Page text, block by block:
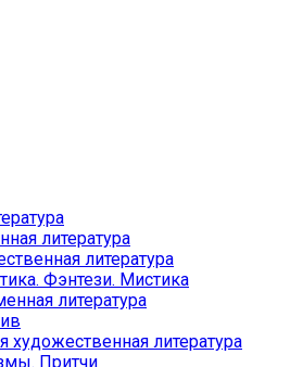
литература
литература
Фэнтези. Мистика
литература
художественная литература
Притчи